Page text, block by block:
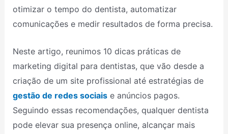
otimizar o tempo do dentista, automatizar
comunicações e medir resultados de forma precisa.
Neste artigo, reunimos 10 dicas práticas de
marketing digital para dentistas, que vão desde a
criação de um site profissional até estratégias de
gestão de redes sociaise anúncios pagos.
Seguindo essas recomendações, qualquer dentista
pode elevar sua presença online, alcançar mais